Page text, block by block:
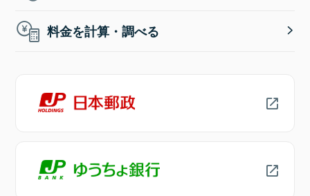
料金を計算・調べる